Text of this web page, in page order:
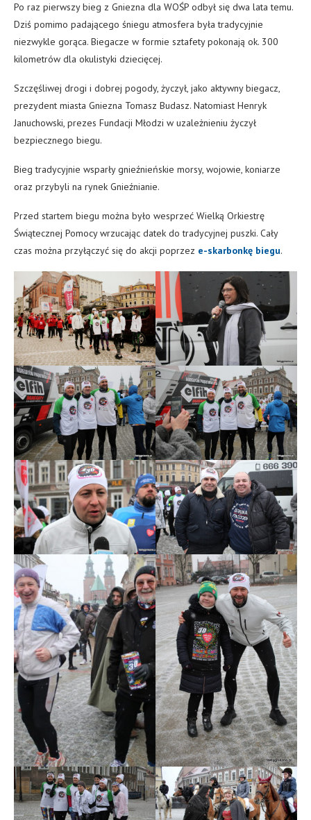
Po raz pierwszy bieg z Gniezna dla WOŚP odbył się dwa lata temu.
Dziś pomimo padającego śniegu atmosfera była tradycyjnie
niezwykle gorąca. Biegacze w formie sztafety pokonają ok. 300
kilometrów dla okulistyki dziecięcej.
Szczęśliwej drogi i dobrej pogody, życzył, jako aktywny biegacz,
prezydent miasta Gniezna Tomasz Budasz. Natomiast Henryk
Januchowski, prezes Fundacji Młodzi w uzależnieniu życzył
bezpiecznego biegu.
Bieg tradycyjnie wsparły gnieźnieńskie morsy, wojowie, koniarze
oraz przybyli na rynek Gnieźnianie.
Przed startem biegu można było wesprzeć Wielką Orkiestrę
Świątecznej Pomocy wrzucając datek do tradycyjnej puszki. Cały
czas można przyłączyć się do akcji poprzez e-skarbonkę biegu.